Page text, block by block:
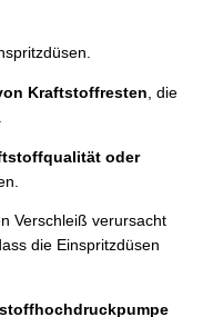
Kraftstoffresten , die
oder
Verschleiß verursacht
die Einspritzdüsen